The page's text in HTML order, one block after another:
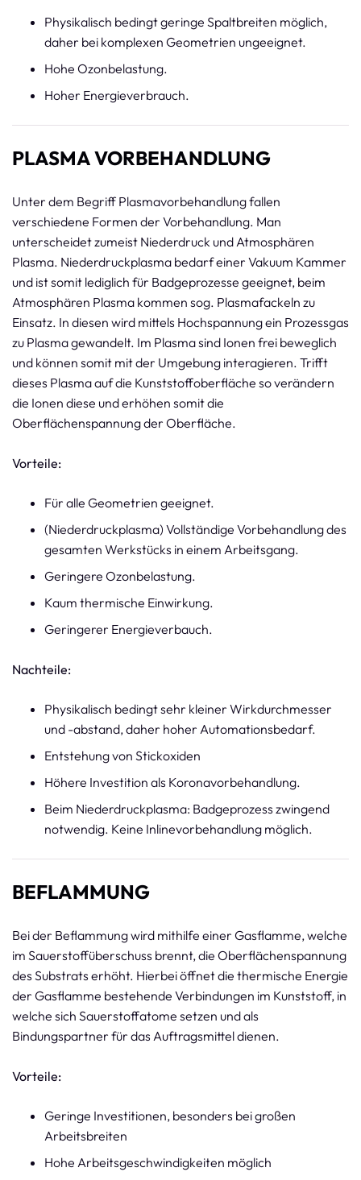
Physikalisch bedingt geringe Spaltbreiten möglich,
daher bei komplexen Geometrien ungeeignet.
Hohe Ozonbelastung.
Hoher Energieverbrauch.
PLASMA VORBEHANDLUNG
Unter dem Begriff Plasmavorbehandlung fallen
verschiedene Formen der Vorbehandlung. Man
unterscheidet zumeist Niederdruck und Atmosphären
Plasma. Niederdruckplasma bedarf einer Vakuum Kammer
und ist somit lediglich für Badgeprozesse geeignet, beim
Atmosphären Plasma kommen sog. Plasmafackeln zu
Einsatz. In diesen wird mittels Hochspannung ein Prozessgas
zu Plasma gewandelt. Im Plasma sind Ionen frei beweglich
und können somit mit der Umgebung interagieren. Trifft
dieses Plasma auf die Kunststoffoberfläche so verändern
die Ionen diese und erhöhen somit die
Oberflächenspannung der Oberfläche.
Vorteile:
Für alle Geometrien geeignet.
(Niederdruckplasma) Vollständige Vorbehandlung des
gesamten Werkstücks in einem Arbeitsgang.
Geringere Ozonbelastung.
Kaum thermische Einwirkung.
Geringerer Energieverbauch.
Nachteile:
Physikalisch bedingt sehr kleiner Wirkdurchmesser
und -abstand, daher hoher Automationsbedarf.
Entstehung von Stickoxiden
Höhere Investition als Koronavorbehandlung.
Beim Niederdruckplasma: Badgeprozess zwingend
notwendig. Keine Inlinevorbehandlung möglich.
BEFLAMMUNG
Bei der Beflammung wird mithilfe einer Gasflamme, welche
im Sauerstoffüberschuss brennt, die Oberflächenspannung
des Substrats erhöht. Hierbei öffnet die thermische Energie
der Gasflamme bestehende Verbindungen im Kunststoff, in
welche sich Sauerstoffatome setzen und als
Bindungspartner für das Auftragsmittel dienen.
Vorteile:
Geringe Investitionen, besonders bei großen
Arbeitsbreiten
Hohe Arbeitsgeschwindigkeiten möglich